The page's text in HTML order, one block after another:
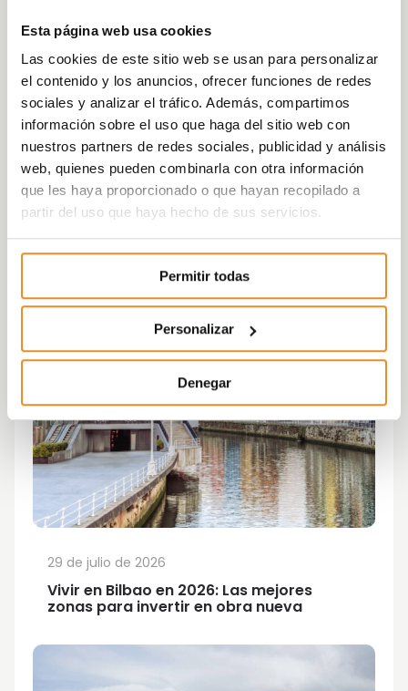
Esta página web usa cookies
Las cookies de este sitio web se usan para personalizar
el contenido y los anuncios, ofrecer funciones de redes
sociales y analizar el tráfico. Además, compartimos
información sobre el uso que haga del sitio web con
nuestros partners de redes sociales, publicidad y análisis
web, quienes pueden combinarla con otra información
que les haya proporcionado o que hayan recopilado a
partir del uso que haya hecho de sus servicios.
Permitir todas
Personalizar
Denegar
Vivir en Bilbao en 2026: Las mejores
zonas para invertir en obra nueva
29 de julio de 2026